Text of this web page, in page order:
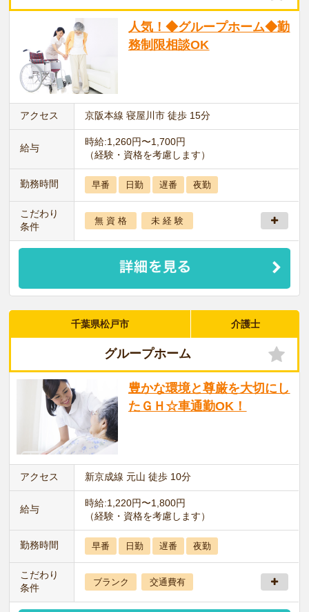
人気！◆グループホーム◆勤
務制限相談OK
アクセス 京阪本線 寝屋川市 徒歩 15分
給与
時給:1,260円〜1,700円
（経験・資格を考慮します）
勤務時間 早番 日勤 遅番 夜勤
こだわり
条件
無 資 格 未 経 験
千葉県松戸市 介護士
グループホーム
豊かな環境と尊厳を大切にし
たＧＨ☆車通勤OK！
アクセス 新京成線 元山 徒歩 10分
給与
時給:1,220円〜1,800円
（経験・資格を考慮します）
勤務時間 早番 日勤 遅番 夜勤
こだわり
条件
ブランク 交通費有